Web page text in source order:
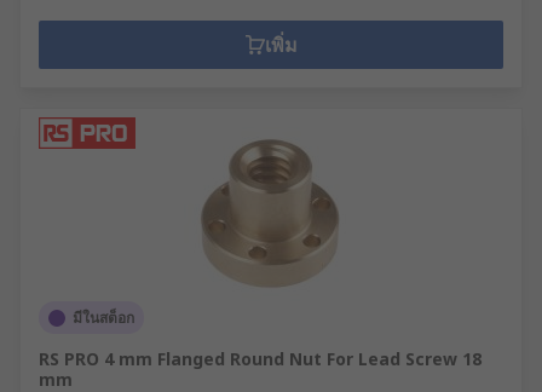
เพิ่ม
มีในสต็อก
RS PRO 4 mm Flanged Round Nut For Lead Screw 18
mm